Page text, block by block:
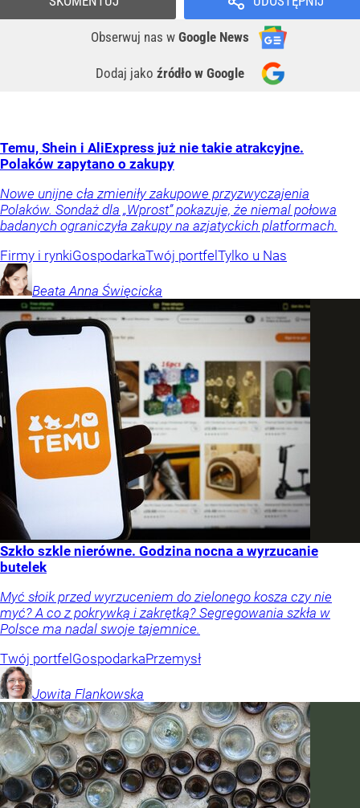
Obserwuj nas w Google News
Dodaj jako źródło w Google
Temu, Shein i AliExpress już nie takie atrakcyjne.
Polaków zapytano o zakupy
Nowe unijne cła zmieniły zakupowe przyzwyczajenia
Polaków. Sondaż dla „Wprost” pokazuje, że niemal połowa
badanych ograniczyła zakupy na azjatyckich platformach.
Firmy i rynkiGospodarkaTwój portfel Tylko u Nas
Beata Anna Święcicka
Szkło szkle nierówne. Godzina nocna a wyrzucanie
butelek
Myć słoik przed wyrzuceniem do zielonego kosza czy nie
myć? A co z pokrywką i zakrętką? Segregowania szkła w
Polsce ma nadal swoje tajemnice.
Twój portfel GospodarkaPrzemysł
Jowita Flankowska